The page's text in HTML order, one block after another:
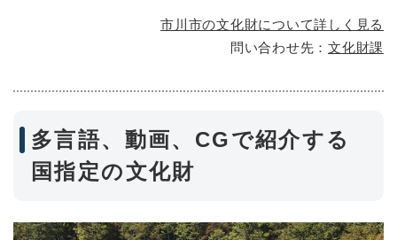
市川市の文化財について詳しく見る
問い合わせ先： 文化財課
多言語、動画、CGで紹介する
国指定の文化財